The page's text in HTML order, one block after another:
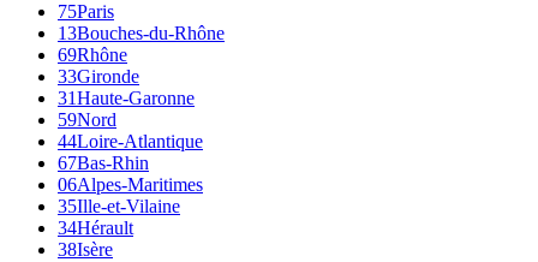
75Paris
13Bouches-du-Rhône
69Rhône
33Gironde
31Haute-Garonne
59Nord
44Loire-Atlantique
67Bas-Rhin
06Alpes-Maritimes
35Ille-et-Vilaine
34Hérault
38Isère